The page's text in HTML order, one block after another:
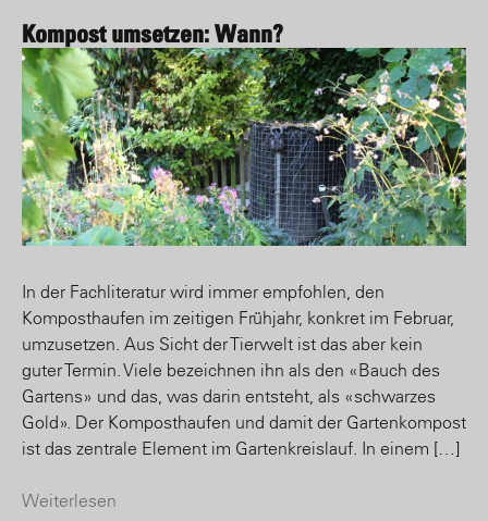
Kompost umsetzen: Wann?
In der Fachliteratur wird immer empfohlen, den
Komposthaufen im zeitigen Frühjahr, konkret im Februar,
umzusetzen. Aus Sicht der Tierwelt ist das aber kein
guter Termin. Viele bezeichnen ihn als den «Bauch des
Gartens» und das, was darin entsteht, als «schwarzes
Gold». Der Komposthaufen und damit der Gartenkompost
ist das zentrale Element im Gartenkreislauf. In einem […]
Weiterlesen